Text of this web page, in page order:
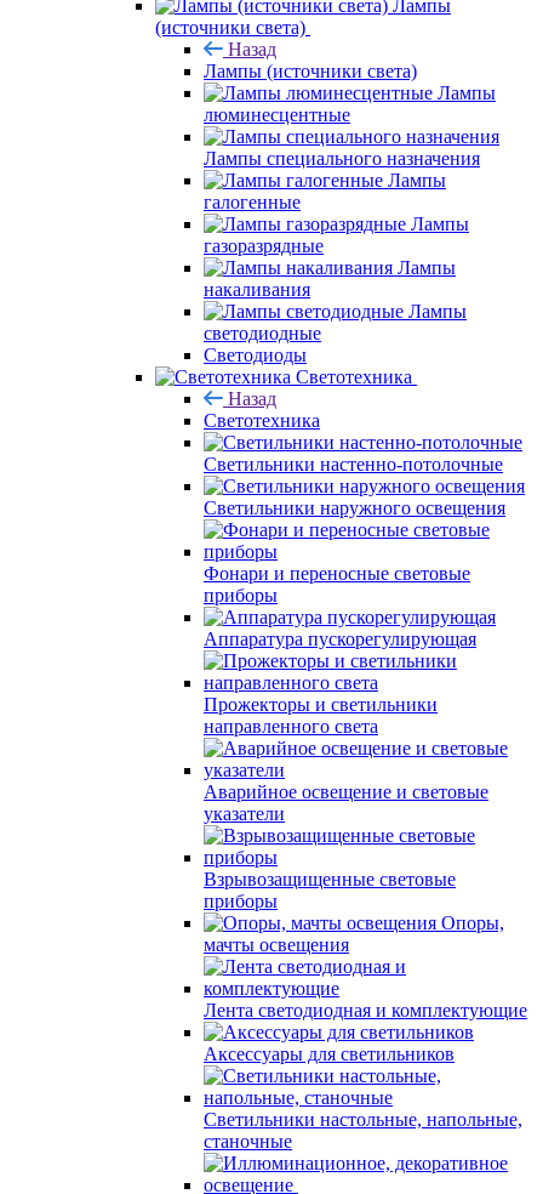
Лампы
(источники света)
Назад
Лампы (источники света)
Лампы
люминесцентные
Лампы специального назначения
Лампы
галогенные
Лампы
газоразрядные
Лампы
накаливания
Лампы
светодиодные
Светодиоды
Светотехника
Назад
Светотехника
Светильники настенно-потолочные
Светильники наружного освещения
Фонари и переносные световые
приборы
Аппаратура пускорегулирующая
Прожекторы и светильники
направленного света
Аварийное освещение и световые
указатели
Взрывозащищенные световые
приборы
Опоры,
мачты освещения
Лента светодиодная и комплектующие
Аксессуары для светильников
Светильники настольные, напольные,
станочные